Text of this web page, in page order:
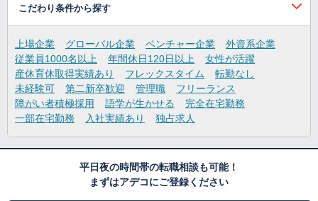
こだわり条件から探す
上場企業 グローバル企業 ベンチャー企業
外資系企業
従業員1000名以上
年間休日120日以上
女性が活躍
産休育休取得実績あり
フレックスタイム
転勤なし
未経験可
第二新卒歓迎 管理職
フリーランス
障がい者積極採用
語学が生かせる
完全在宅勤務
一部在宅勤務
入社実績あり 独占求人
平日夜の時間帯の転職相談も可能！
まずはアデコにご登録ください